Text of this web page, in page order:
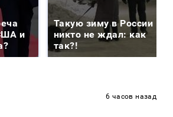
и
Такую зиму в России
никто не ждал: как
так?!
6 часов назад